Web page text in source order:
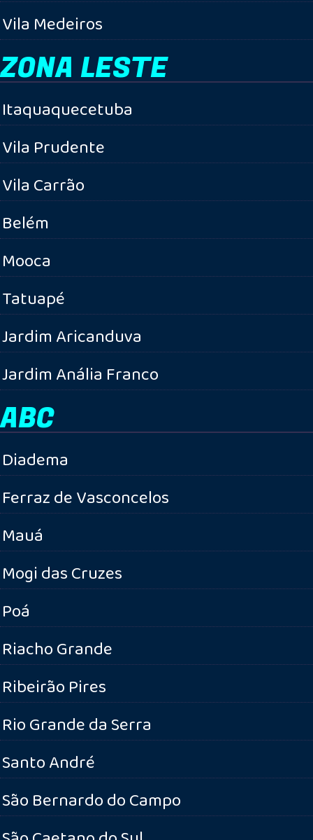
Vila Medeiros
ZONA LESTE
Itaquaquecetuba
Vila Prudente
Vila Carrão
Belém
Mooca
Tatuapé
Jardim Aricanduva
Jardim Anália Franco
ABC
Diadema
Ferraz de Vasconcelos
Mauá
Mogi das Cruzes
Poá
Riacho Grande
Ribeirão Pires
Rio Grande da Serra
Santo André
São Bernardo do Campo